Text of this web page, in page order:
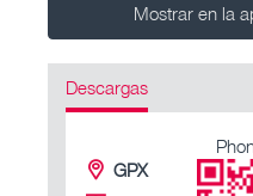
Mostrar en la
Descargas
GPX